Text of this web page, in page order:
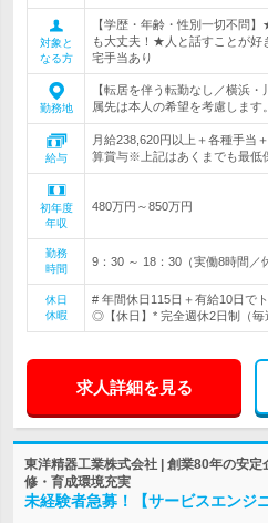
対象と
なる方
【学歴・年齢・性別一切不問
も大丈夫！★人と話すことが
宅手当あり
勤務地
【転居を伴う転勤なし／横浜
属先は本人の希望を考慮します
給与
月給238,620円以上＋各種手当
算賞与※上記はあくまでも最低
初年度
年収
480万円～850万円
勤務
時間
9：30 ～ 18：30（実働8時間／
休日
休暇
# 年間休日115日＋有給10日で
◎【休日】* 完全週休2日制（毎
求人詳細を見る
東洋精器工業株式会社 | 創業80年の安
修・育成環境充実
未経験者急募！【サービスエンジ